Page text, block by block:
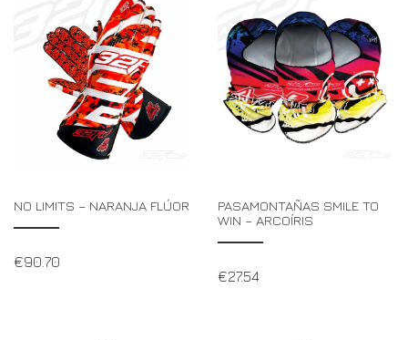
NO LIMITS – NARANJA FLÚOR
€90.70
PASAMONTAÑAS SMILE TO
WIN – ARCOÍRIS
€27.54